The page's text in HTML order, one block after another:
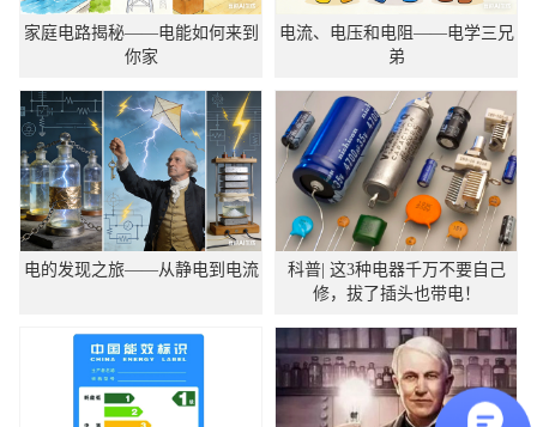
家庭电路揭秘——电能如何来到
你家
电流、电压和电阻——电学三兄
弟
电的发现之旅——从静电到电流
科普| 这3种电器千万不要自己
修，拔了插头也带电！